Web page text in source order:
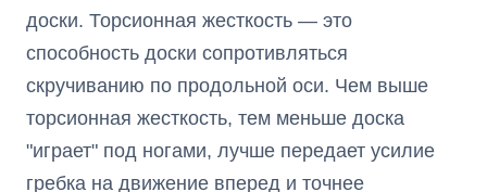
доски. Торсионная жесткость — это
способность доски сопротивляться
скручиванию по продольной оси. Чем выше
торсионная жесткость, тем меньше доска
"играет" под ногами, лучше передает усилие
гребка на движение вперед и точнее